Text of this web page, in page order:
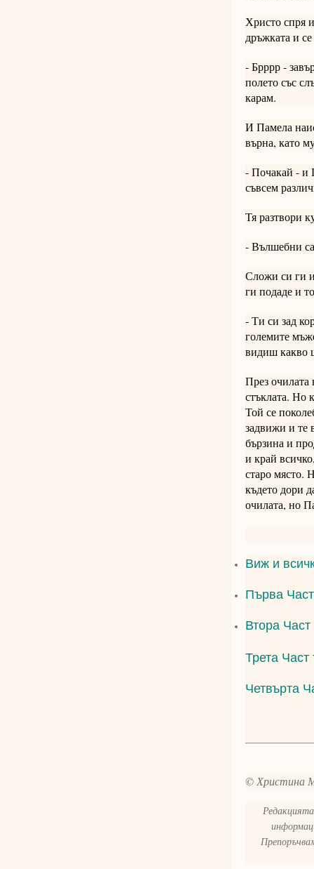
Христо спря
дръжката и
- Брррр -
полето със
карам.
И Памела
върна, като
- Почакай - и
съвсем
Тя разтвори
- Вълшебни
Сложи си ги
ги подаде и
- Ти си зад
големите
видиш какво
През очилата
стъклата. Но
Той се
задвижи и те
бързина и
и край
старо място.
където дори
очилата, но
Виж и
Първа Част
Втора Част
Трета Част
Четвърта
© Христина